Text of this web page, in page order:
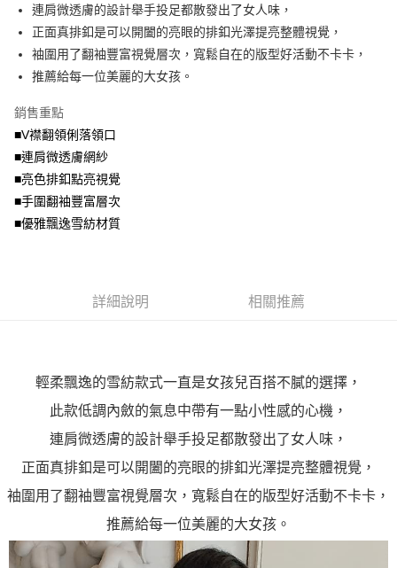
法說明評估內容。
【繳款方式說明】
1.分期款項不併入電信帳單，「大哥付你分期」於每月結算日後寄送繳費提
醒簡訊。
2.透過簡訊連結打開帳單後，可選擇「超商條碼／台灣大直營門市／銀行轉
【注意事項】
1.本服務係由「台灣大哥大股份有限公司」（以下簡稱本公司）所提供，讓
用戶於交易時，得透過本服務購買商品或服務，並由商店將買賣／分期付款
買賣價金債權讓與本公司後，依約使用本公司帳單繳交帳款。
資料（包含姓名、電話或地址）提供予台灣大哥大進項蒐集、處理及利用，
由本公司與您本人進行分期帳單所需資料之確認、核對及更正。
２．便利：只要手機號碼，簡訊認證，即可結帳。
３．安心：先確認商品／服務後，再付款。
【「AFTEE先享後付」結帳流程】
１．於結帳方式選擇「AFTEE先享後付」後，將跳轉至「AFTEE先享後付」
３．收到繳費通知簡訊後14天內，點擊此簡訊中的連結，可透過四大超商／
ATM／網路銀行／等多元方式進行付款，方視為交易完成。
※ 請注意：結帳手續完成當下不需立刻繳費，但若您需要取消訂單，請聯絡
購買商品的店家。未經商家同意取消之訂單仍視為有效，需透過AFTEE先享
後付繳納相關費用。
※ 交易是否成功請以「AFTEE先享後付 」之結帳頁面顯示為準，若有關於
是否繳費成功／繳費後需取消欲退款等相關疑問，請聯繫「AFTEE先享後付
客戶支援中心」https://netprotections.freshdesk.com/support/home
易，需依本服務之必要範圍內提供個人資料，並將交易相關給付款項請求債
權轉讓予恩沛科技股份有限公司。
「AFTEE先享後付」，若未經同意申辦者引起之損失，本公司不負相關責
任。
４．使用「AFTEE先享後付」時，將依據個別帳號之用戶狀況，依本公司即
請求用戶進行身份認證。
恩沛科技股份有限公司將有權停止該用戶之使用額度並採取法律行動。
全家取貨付款
每筆NT$70，滿NT$699(含以上)免運費
付款後全家取貨
每筆NT$70，滿NT$699(含以上)免運費
7-11取貨付款
每筆NT$70，滿NT$799(含以上)免運費
付款後7-11取貨
每筆NT$70，滿NT$699(含以上)免運費
連肩微透膚的設計舉手投足都散發出了女人味，
正面真排釦是可以開闔的亮眼的排釦光澤提亮整體視覺，
袖圍用了翻袖豐富視覺層次，寬鬆自在的版型好活動不卡卡，
推薦給每一位美麗的大女孩。
銷售重點
■V襟翻領俐落領口
■連肩微透膚網紗
■亮色排釦點亮視覺
■手圍翻袖豐富層次
■優雅飄逸雪紡材質
詳細說明 相關推薦
輕柔飄逸的雪紡款式一直是女孩兒百搭不膩的選擇，
此款低調內斂的氣息中帶有一點小性感的心機，
連肩微透膚的設計舉手投足都散發出了女人味，
正面真排釦是可以開闔的亮眼的排釦光澤提亮整體視覺，
袖圍用了翻袖豐富視覺層次，寬鬆自在的版型好活動不卡卡，
推薦給每一位美麗的大女孩。